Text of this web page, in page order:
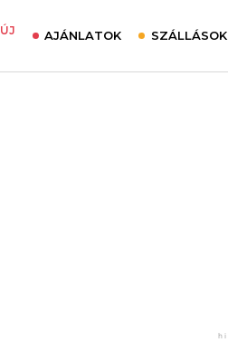
ÚJ AJÁNLATOK SZÁLLÁSOK